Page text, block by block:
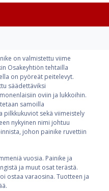
on valmistettu viime
Osakeyhtiön tehtailla
on pyöreät peitelevyt.
säädettäviksi
oviin ja lukkoihin.
samoilla
pilkkukuviot sekä viimeistely
nykyinen nimi johtuu
johon painike ruvettiin
vuosia. Painike ja
ja muut osat terästä.
ostaa varaosina. Tuotteen ja